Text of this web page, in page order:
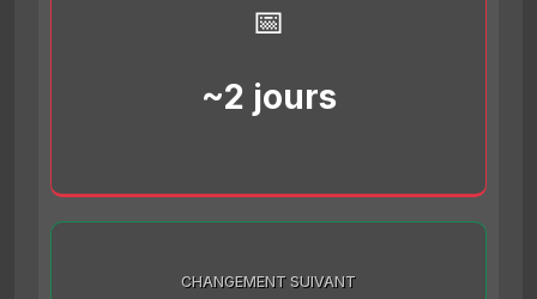
📅
~2 jours
CHANGEMENT SUIVANT